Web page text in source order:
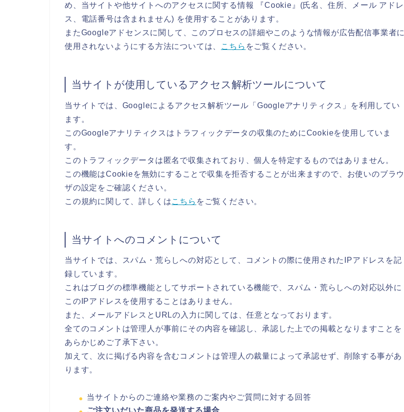
め、当サイトや他サイトへのアクセスに関する情報 『Cookie』(氏名、住所、メール アドレ
ス、電話番号は含まれません) を使用することがあります。
またGoogleアドセンスに関して、このプロセスの詳細やこのような情報が広告配信事業者に
使用されないようにする方法については、
こちら をご覧ください。
当サイトが使用しているアクセス解析ツールについて
当サイトでは、Googleによるアクセス解析ツール「Googleアナリティクス」を利用してい
ます。
このGoogleアナリティクスはトラフィックデータの収集のためにCookieを使用していま
す。
このトラフィックデータは匿名で収集されており、個人を特定するものではありません。
この機能はCookieを無効にすることで収集を拒否することが出来ますので、お使いのブラウ
ザの設定をご確認ください。
この規約に関して、詳しくはこちら をご覧ください。
当サイトへのコメントについて
当サイトでは、スパム・荒らしへの対応として、コメントの際に使用されたIPアドレスを記
録しています。
これはブログの標準機能としてサポートされている機能で、スパム・荒らしへの対応以外に
このIPアドレスを使用することはありません。
また、メールアドレスとURLの入力に関しては、任意となっております。
全てのコメントは管理人が事前にその内容を確認し、承認した上での掲載となりますことを
あらかじめご了承下さい。
加えて、次に掲げる内容を含むコメントは管理人の裁量によって承認せず、削除する事があ
ります。
当サイトからのご連絡や業務のご案内やご質問に対する回答
ご注文いだいた商品を発送する場合